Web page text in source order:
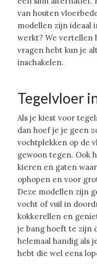
van houten
modellen zijn ideaal
werkt? We vertellen
vragen hebt kun je
inschakelen.
Tegelvloer
Als je kiest voor
dan hoef je je geen
vochtplekken op de
gewoon tegen. Ook
kieren en gaten
ophopen en voor
Deze modellen zijn
vocht of vuil in
kokkerellen en
je bang hoeft te zijn
helemaal handig als
hebt die wel eens